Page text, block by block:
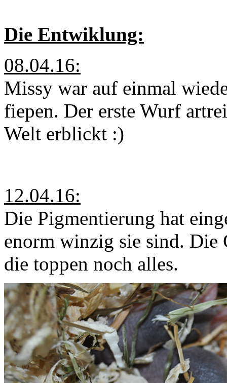
Die Entwiklung:
08.04.16:
Missy war auf einmal
fiepen. Der erste Wurf
Welt erblickt :)
12.04.16:
Die Pigmentierung hat
enorm winzig sie sind. Die
die toppen noch alles.